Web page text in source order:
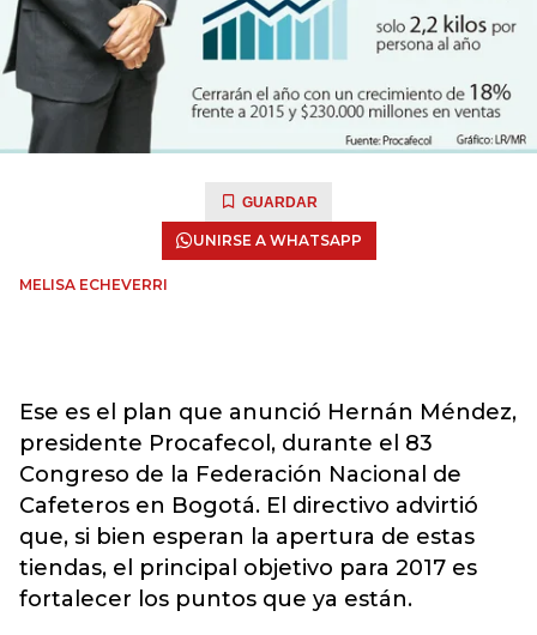
GUARDAR
UNIRSE A WHATSAPP
MELISA ECHEVERRI
Ese es el plan que anunció Hernán Méndez,
presidente Procafecol, durante el 83
Congreso de la Federación Nacional de
Cafeteros en Bogotá. El directivo advirtió
que, si bien esperan la apertura de estas
tiendas, el principal objetivo para 2017 es
fortalecer los puntos que ya están.